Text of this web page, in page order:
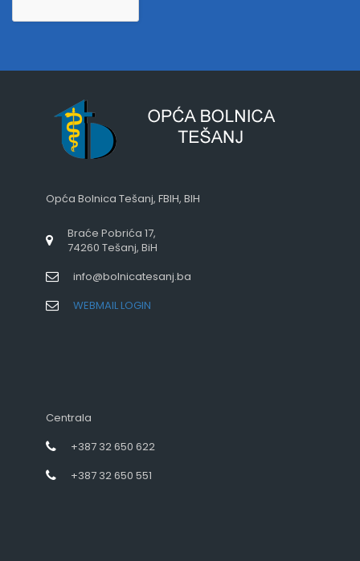
Opća Bolnica Tešanj, FBIH, BIH
Braće Pobrića 17,
74260 Tešanj, BiH
info@bolnicatesanj.ba
WEBMAIL LOGIN
Centrala
+387 32 650 622
+387 32 650 551